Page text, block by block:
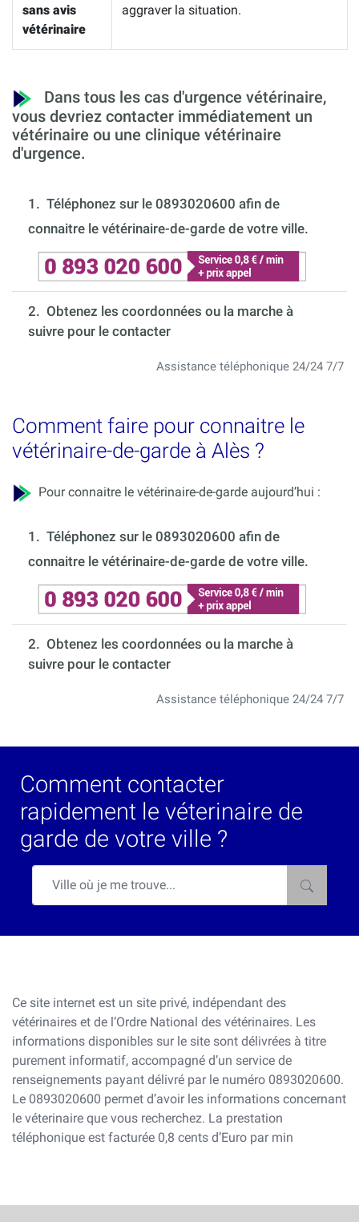
sans avis
vétérinaire
aggraver la situation.
Dans tous les cas d'urgence vétérinaire,
vous devriez contacter immédiatement un
vétérinaire ou une clinique vétérinaire
d'urgence.
1. Téléphonez sur le 0893020600 afin de
connaitre le vétérinaire-de-garde de votre ville.
2. Obtenez les coordonnées ou la marche à
suivre pour le contacter
Assistance téléphonique 24/24 7/7
Comment faire pour connaitre le
vétérinaire-de-garde à Alès ?
Pour connaitre le vétérinaire-de-garde aujourd’hui :
1. Téléphonez sur le 0893020600 afin de
connaitre le vétérinaire-de-garde de votre ville.
2. Obtenez les coordonnées ou la marche à
suivre pour le contacter
Assistance téléphonique 24/24 7/7
Comment contacter
rapidement le véterinaire de
garde de votre ville ?
Ce site internet est un site privé, indépendant des
vétérinaires et de l’Ordre National des vétérinaires. Les
informations disponibles sur le site sont délivrées à titre
purement informatif, accompagné d’un service de
renseignements payant délivré par le numéro 0893020600.
Le 0893020600 permet d’avoir les informations concernant
le véterinaire que vous recherchez. La prestation
téléphonique est facturée 0,8 cents d’Euro par min